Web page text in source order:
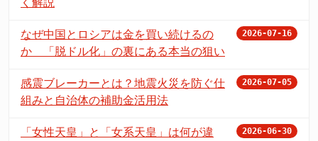
なぜ中国とロシアは金を買い続けるの
か 「脱ドル化」の裏にある本当の狙い
2026-07-16
感震ブレーカーとは？地震火災を防ぐ仕
組みと自治体の補助金活用法
2026-07-05
「女性天皇」と「女系天皇」は何が違
2026-06-30